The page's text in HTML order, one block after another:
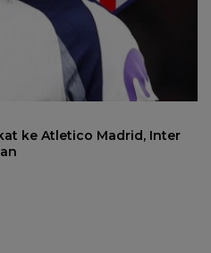
ke Atletico Madrid, Inter